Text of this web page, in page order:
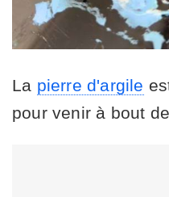
La pierre d'argile
pour venir à bout